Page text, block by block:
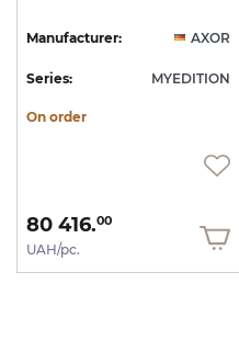
Manufacturer: AXOR
Series: MYEDITION
On order
80 416.00
UAH/pc.